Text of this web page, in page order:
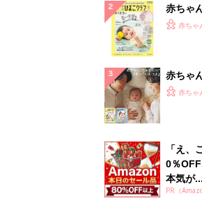
赤ちゃ
てのひ
赤ちゃ
赤ちゃ
ひよ」
赤ちゃ
「え、
0％
本気が...
PR（